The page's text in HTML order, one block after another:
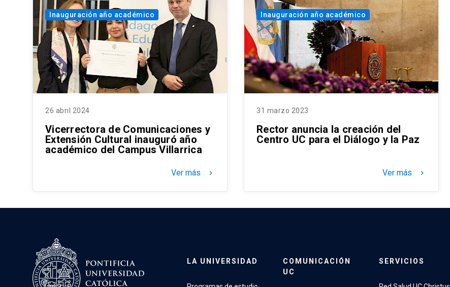
Inauguración año académico
26 abril 2024
Vicerrectora de Comunicaciones y
Extensión Cultural inauguró año
académico del Campus Villarrica
Ver más keyboard_arrow_right
Inauguración año académico
31 marzo 2023
Rector anuncia la creación del
Centro UC para el Diálogo y la Paz
Ver más keyboard_arrow_right
LA UNIVERSIDAD
COMUNICACIÓN
UC
SERVICIOS